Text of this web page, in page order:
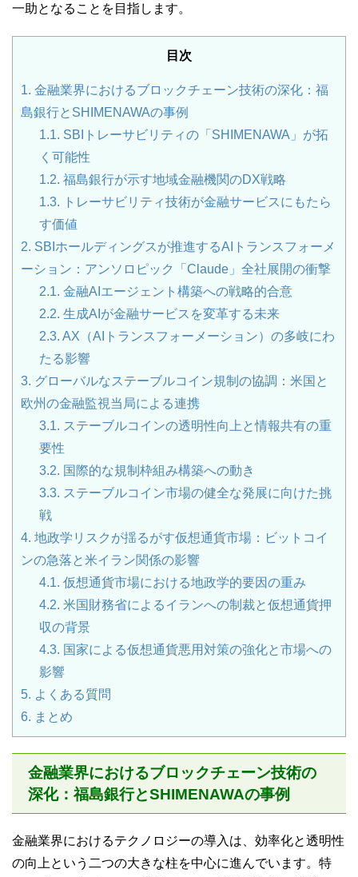
一助となることを目指します。
目次
1. 金融業界におけるブロックチェーン技術の深化：福
島銀行とSHIMENAWAの事例
1.1. SBIトレーサビリティの「SHIMENAWA」が拓
く可能性
1.2. 福島銀行が示す地域金融機関のDX戦略
1.3. トレーサビリティ技術が金融サービスにもたら
す価値
2. SBIホールディングスが推進するAIトランスフォーメ
ーション：アンソロピック「Claude」全社展開の衝撃
2.1. 金融AIエージェント構築への戦略的合意
2.2. 生成AIが金融サービスを変革する未来
2.3. AX（AIトランスフォーメーション）の多岐にわ
たる影響
3. グローバルなステーブルコイン規制の協調：米国と
欧州の金融監視当局による連携
3.1. ステーブルコインの透明性向上と情報共有の重
要性
3.2. 国際的な規制枠組み構築への動き
3.3. ステーブルコイン市場の健全な発展に向けた挑
戦
4. 地政学リスクが揺るがす仮想通貨市場：ビットコイ
ンの急落と米イラン関係の影響
4.1. 仮想通貨市場における地政学的要因の重み
4.2. 米国財務省によるイランへの制裁と仮想通貨押
収の背景
4.3. 国家による仮想通貨悪用対策の強化と市場への
影響
5. よくある質問
6. まとめ
金融業界におけるブロックチェーン技術の
深化：福島銀行とSHIMENAWAの事例
金融業界におけるテクノロジーの導入は、効率化と透明性
の向上という二つの大きな柱を中心に進んでいます。特